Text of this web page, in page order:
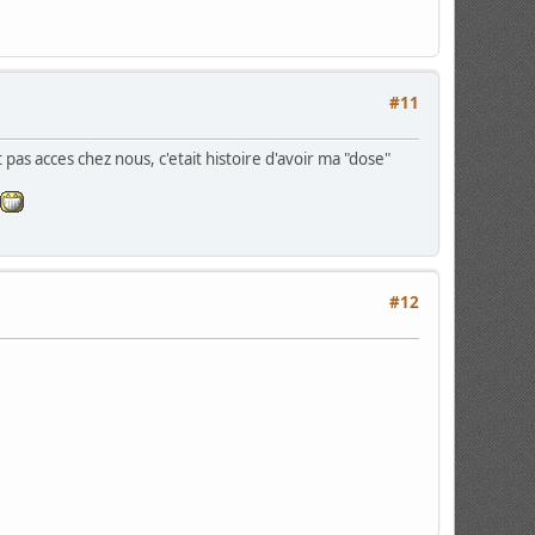
#11
acces chez nous, c'etait histoire d'avoir ma "dose"
#12